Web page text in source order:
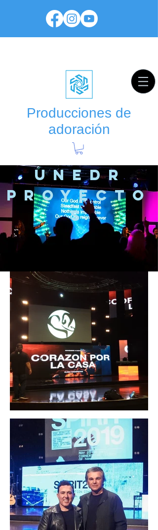
Producciones de
adoración
UNEDr
PROYECTO
S